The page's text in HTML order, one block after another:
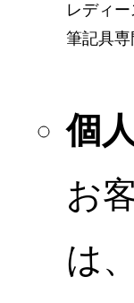
レディ
筆記具
個
お
は